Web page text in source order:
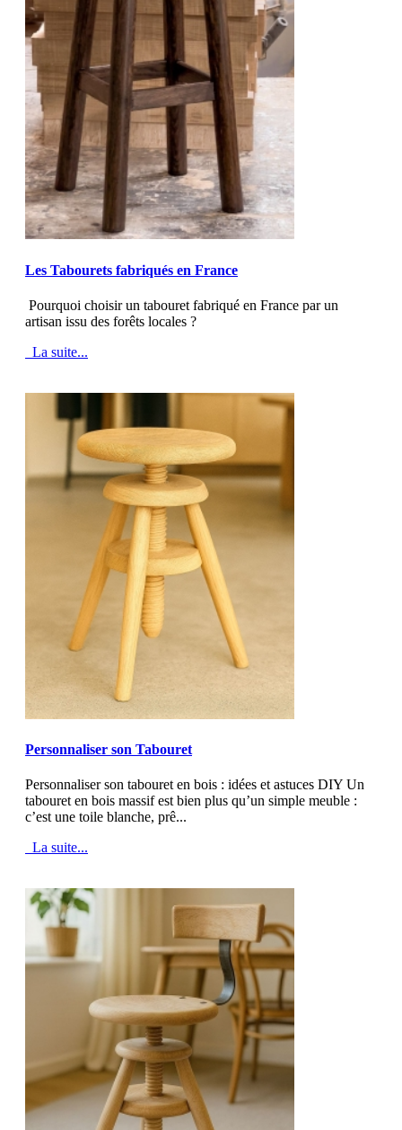
Les Tabourets fabriqués en France
Pourquoi choisir un tabouret fabriqué en France par un
artisan issu des forêts locales ?
La suite...
Personnaliser son Tabouret
Personnaliser son tabouret en bois : idées et astuces DIY Un
tabouret en bois massif est bien plus qu’un simple meuble :
c’est une toile blanche, prê...
La suite...